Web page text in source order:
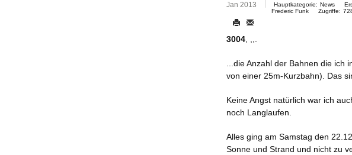
Jan 2013 Hauptkategorie: News
Frederic Funk
Zugriffe:
3004
...die Anzahl der Bahnen die
von einer 25m-Kurzbahn). Das
Keine Angst natürlich war ich
noch Langlaufen.
Alles ging am Samstag den
Sonne und Strand und nicht zu